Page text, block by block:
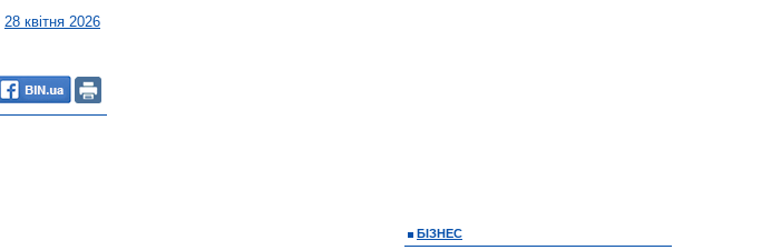
28 квітня 2026
БІЗНЕС